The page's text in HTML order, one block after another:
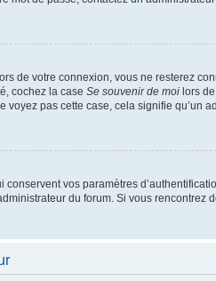
de votre connexion, vous ne resterez
cochez la case Se souvenir de moi lors
pas cette case, cela signifie qu’un
vos paramètres
du forum. Si vous